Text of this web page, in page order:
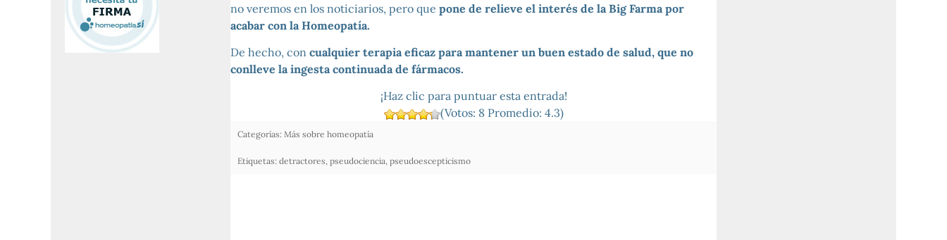
no veremos en los noticiarios, pero que pone de relieve el interés de la Big Farma por
acabar con la Homeopatía.
De hecho, concualquier terapia eficaz para mantener un buen estado de salud, que no
conlleve la ingesta continuada de fármacos.
¡Haz clic para puntuar esta entrada!
(Votos: 8Promedio: 4.3)
Categorías: Más sobre homeopatía
Etiquetas: detractores, pseudociencia, pseudoescepticismo